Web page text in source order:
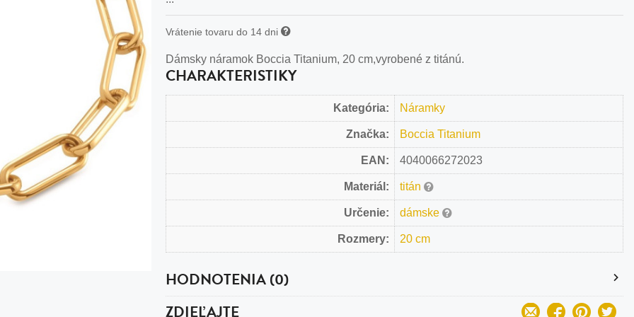
oceľ
oceľ
Vrátenie tovaru do 14 dni
Dámsky náramok Boccia Titanium, 20 cm,vyrobené z titánú.
CHARAKTERISTIKY
Kategória: Náramky
Značka: Boccia Titanium
EAN: 4040066272023
Materiál: titán
Určenie: dámske
Rozmery: 20 cm
HODNOTENIA (0)
ZDIEĽAJTE